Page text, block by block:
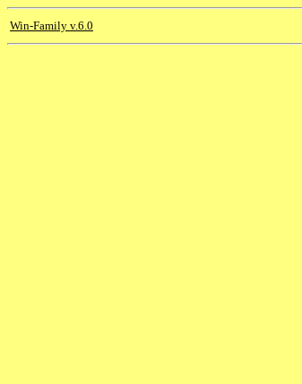
Win-Family v.6.0